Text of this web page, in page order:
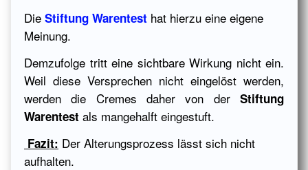
Die Stiftung Warentest hat hierzu eine eigene
Meinung.
Demzufolge tritt eine sichtbare Wirkung nicht ein.
Weil diese Versprechen nicht eingelöst werden,
werden die Cremes daher von der Stiftung
Warentest als mangehalft eingestuft.
Fazit: Der Alterungsprozess lässt sich nicht
aufhalten.